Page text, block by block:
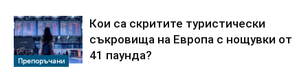
Препоръчани
Кои са скритите туристически
съкровища на Европа с нощувки от
41 паунда?